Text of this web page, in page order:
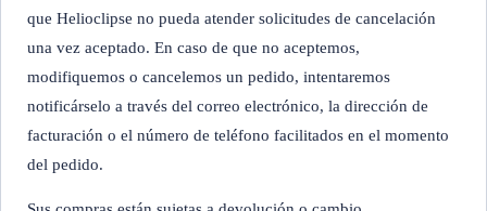
que Helioclipse no pueda atender solicitudes de cancelación
una vez aceptado. En caso de que no aceptemos,
modifiquemos o cancelemos un pedido, intentaremos
notificárselo a través del correo electrónico, la dirección de
facturación o el número de teléfono facilitados en el momento
del pedido.